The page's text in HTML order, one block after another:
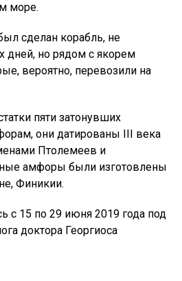
море.
сделан корабль, не
дней, но рядом с якорем
вероятно, перевозили на
пяти затонувших
они датированы III века
Птолемеев и
амфоры были изготовлены
Финикии.
с 15 по 29 июня 2019 года под
доктора Георгиоса